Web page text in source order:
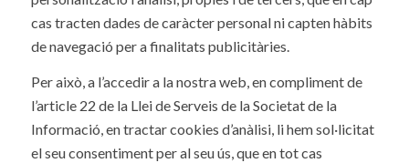
cas tracten dades de caràcter personal ni capten hàbits
de navegació per a finalitats publicitàries.
Per això, a l’accedir a la nostra web, en compliment de
l’article 22 de la Llei de Serveis de la Societat de la
Informació, en tractar cookies d’anàlisi, li hem sol·licitat
el seu consentiment per al seu ús, que en tot cas